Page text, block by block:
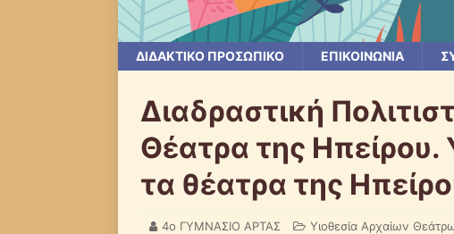
ΔΙΔΑΚΤΙΚΟ ΠΡΟΣΩΠΙΚΟ ΕΠΙΚΟΙΝΩΝΙΑ
Διαδραστική
Θέατρα της Ηπείρου.
τα θέατρα της
4ο ΓΥΜΝΑΣΙΟ ΑΡΤΑΣ Υιοθεσία Αρχαίων